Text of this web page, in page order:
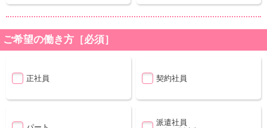
ご希望の働き方［必須］
正社員 契約社員
派遣社員